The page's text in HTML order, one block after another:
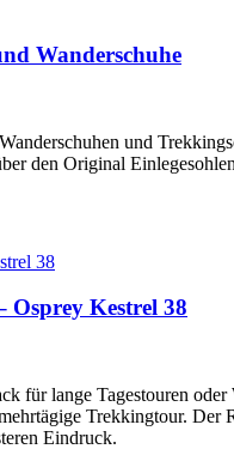
Wanderschuhe
und
den Original
Osprey Kestrel 38
für lange Tagestouren
Trekkingtour.
Eindruck.